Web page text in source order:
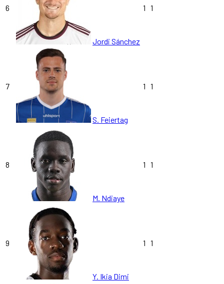
6
Jordi Sánchez
1 1
7
S. Feiertag
1 1
8
M. Ndiaye
1 1
9
Y. Ikia Dimi
1 1